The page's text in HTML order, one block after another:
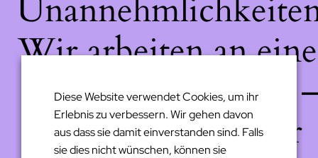
Wir arbeiten an
großartigen Sache
schau bald wieder
Diese Website verwendet Cookies, um ihr
Erlebnis zu verbessern. Wir gehen davon
aus dass sie damit einverstanden sind. Falls
sie dies nicht wünschen, können sie